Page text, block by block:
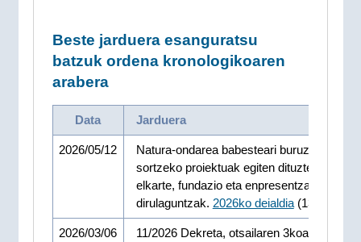
Beste jarduera esanguratsu
batzuk ordena kronologikoaren
arabera
Data Jarduera
2026/05/12
Natura-ondarea babesteari buruzko
sortzeko proiektuak egiten dituzten
elkarte, fundazio eta enpresentzako
dirulaguntzak. 2026ko deialdia(130.000.-
2026/03/06
11/2026 Dekreta, otsailaren 3koa,